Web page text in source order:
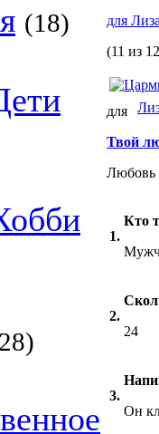
(18)
для
(11 из
для
Твой
Любовь
1.
Кто
2.
24
3.
Он